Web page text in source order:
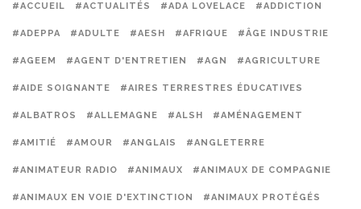
#ACCUEIL #ACTUALITÉS #ADA LOVELACE #ADDICTION
#ADEPPA #ADULTE #AESH #AFRIQUE #ÂGE INDUSTRIE
#AGEEM #AGENT D'ENTRETIEN #AGN #AGRICULTURE
#AIDE SOIGNANTE #AIRES TERRESTRES ÉDUCATIVES
#ALBATROS #ALLEMAGNE #ALSH #AMÉNAGEMENT
#AMITIÉ #AMOUR #ANGLAIS #ANGLETERRE
#ANIMATEUR RADIO #ANIMAUX #ANIMAUX DE COMPAGNIE
#ANIMAUX EN VOIE D'EXTINCTION #ANIMAUX PROTÉGÉS